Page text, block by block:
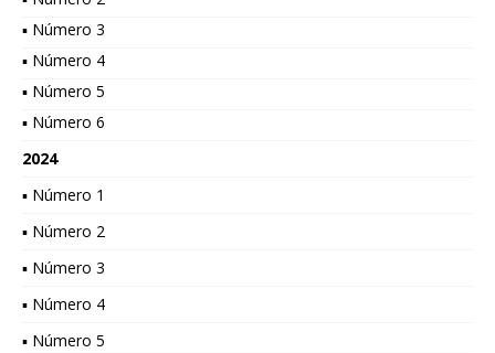
▪ Número 3
▪ Número 4
▪ Número 5
▪ Número 6
2024
▪ Número 1
▪ Número 2
▪ Número 3
▪ Número 4
▪ Número 5